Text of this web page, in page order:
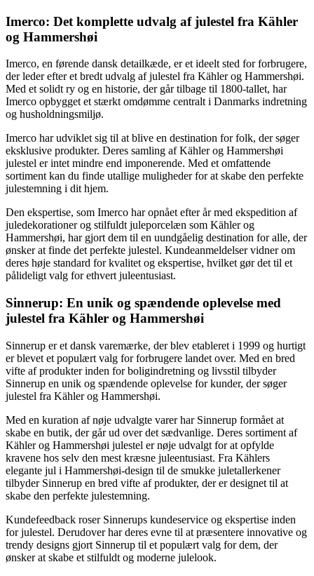
Imerco: Det komplette udvalg af julestel fra Kähler
og Hammershøi
Imerco, en førende dansk detailkæde, er et ideelt sted for forbrugere,
der leder efter et bredt udvalg af julestel fra Kähler og Hammershøi.
Med et solidt ry og en historie, der går tilbage til 1800-tallet, har
Imerco opbygget et stærkt omdømme centralt i Danmarks indretning
og husholdningsmiljø.
Imerco har udviklet sig til at blive en destination for folk, der søger
eksklusive produkter. Deres samling af Kähler og Hammershøi
julestel er intet mindre end imponerende. Med et omfattende
sortiment kan du finde utallige muligheder for at skabe den perfekte
julestemning i dit hjem.
Den ekspertise, som Imerco har opnået efter år med ekspedition af
juledekorationer og stilfuldt juleporcelæn som Kähler og
Hammershøi, har gjort dem til en uundgåelig destination for alle, der
ønsker at finde det perfekte julestel. Kundeanmeldelser vidner om
deres høje standard for kvalitet og ekspertise, hvilket gør det til et
pålideligt valg for ethvert juleentusiast.
Sinnerup: En unik og spændende oplevelse med
julestel fra Kähler og Hammershøi
Sinnerup er et dansk varemærke, der blev etableret i 1999 og hurtigt
er blevet et populært valg for forbrugere landet over. Med en bred
vifte af produkter inden for boligindretning og livsstil tilbyder
Sinnerup en unik og spændende oplevelse for kunder, der søger
julestel fra Kähler og Hammershøi.
Med en kuration af nøje udvalgte varer har Sinnerup formået at
skabe en butik, der går ud over det sædvanlige. Deres sortiment af
Kähler og Hammershøi julestel er nøje udvalgt for at opfylde
kravene hos selv den mest kræsne juleentusiast. Fra Kählers
elegante jul i Hammershøi-design til de smukke juletallerkener
tilbyder Sinnerup en bred vifte af produkter, der er designet til at
skabe den perfekte julestemning.
Kundefeedback roser Sinnerups kundeservice og ekspertise inden
for julestel. Derudover har deres evne til at præsentere innovative og
trendy designs gjort Sinnerup til et populært valg for dem, der
ønsker at skabe et stilfuldt og moderne julelook.